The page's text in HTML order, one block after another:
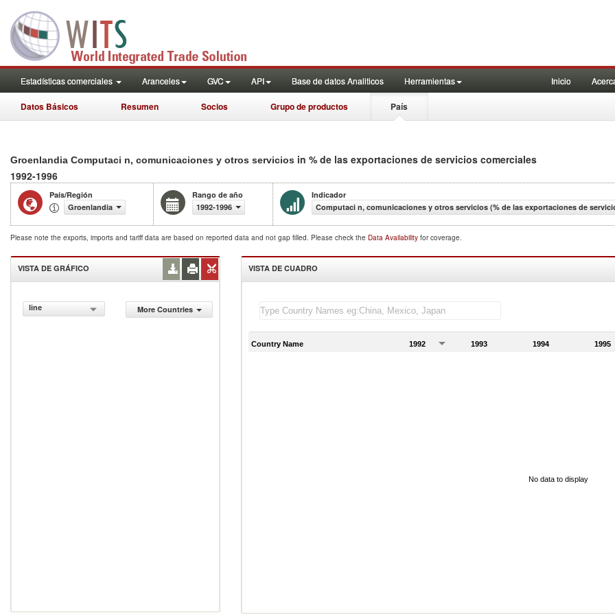
Estadísticas comerciales Aranceles GVC API Base de datos Analiticos Herramientas Inicio
Datos Básicos Resumen Socios Grupo de productos País
Groenlandia Computaci n, comunicaciones y otros servicios in % de las exportaciones de servicios comerciales
1992-1996
País/Región
Groenlandia
Rango de año
1992-1996
Indicador
Computaci n, comunicaciones y otros servicios (% de las exportaciones de
Please note the exports, imports and tariff data are based on reported data and not gap filled. Please check the Data Availability for coverage.
VISTA DE GRÁFICO
line More Countries
VISTA DE CUADRO
Country Name 1992 1993 1994 1995
No data to display